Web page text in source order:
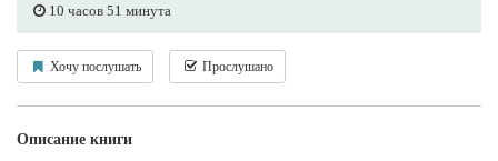
10 часов 51 минута
Хочу послушать Прослушано
Описание книги